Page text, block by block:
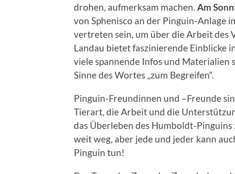
drohen, aufmerksam machen. Am
von Sphenisco an der Pinguin-Anlage
vertreten sein, um über die Arbeit des
Landau bietet faszinierende Einblicke
viele spannende Infos und
Sinne des Wortes „zum Begreifen“.
Pinguin-Freundinnen und –Freunde
Tierart, die Arbeit und die
das Überleben des Humboldt-
weit weg, aber jede und jeder kann
Pinguin tun!